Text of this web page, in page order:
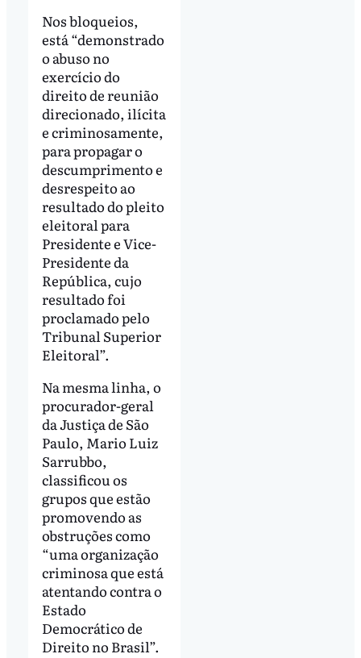
Nos bloqueios,
está “demonstrado
o abuso no
exercício do
direito de reunião
direcionado, ilícita
e criminosamente,
para propagar o
descumprimento e
desrespeito ao
resultado do pleito
eleitoral para
Presidente e Vice-
Presidente da
República, cujo
resultado foi
proclamado pelo
Tribunal Superior
Eleitoral”.
Na mesma linha, o
procurador-geral
da Justiça de São
Paulo, Mario Luiz
Sarrubbo,
classificou os
grupos que estão
promovendo as
obstruções como
“uma organização
criminosa que está
atentando contra o
Estado
Democrático de
Direito no Brasil”.